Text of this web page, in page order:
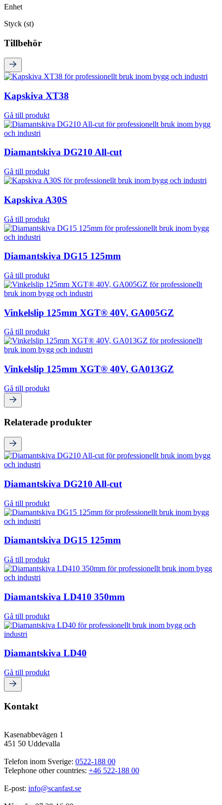
Enhet
Styck (st)
Tillbehör
Kapskiva XT38
Gå till produkt
Diamantskiva DG210 All-cut
Gå till produkt
Kapskiva A30S
Gå till produkt
Diamantskiva DG15 125mm
Gå till produkt
Vinkelslip 125mm XGT® 40V, GA005GZ
Gå till produkt
Vinkelslip 125mm XGT® 40V, GA013GZ
Gå till produkt
Relaterade produkter
Diamantskiva DG210 All-cut
Gå till produkt
Diamantskiva DG15 125mm
Gå till produkt
Diamantskiva LD410 350mm
Gå till produkt
Diamantskiva LD40
Gå till produkt
Kontakt
Kasenabbevägen 1
451 50 Uddevalla
Telefon inom Sverige: 0522-188 00
Telephone other countries: +46 522-188 00
E-post: info@scanfast.se